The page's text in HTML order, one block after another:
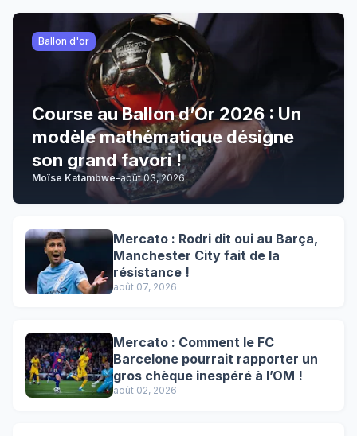
Ballon d'or
Course au Ballon d’Or 2026 : Un
modèle mathématique désigne
son grand favori !
Moïse Katambwe-août 03, 2026
Mercato : Rodri dit oui au Barça,
Manchester City fait de la
résistance !
août 07, 2026
Mercato : Comment le FC
Barcelone pourrait rapporter un
gros chèque inespéré à l’OM !
août 02, 2026